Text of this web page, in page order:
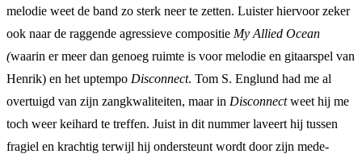
melodie weet de band zo sterk neer te zetten. Luister hiervoor zeker
ook naar de raggende agressieve compositie My Allied Ocean
(waarin er meer dan genoeg ruimte is voor melodie en gitaarspel van
Henrik) en het uptempo Disconnect. Tom S. Englund had me al
overtuigd van zijn zangkwaliteiten, maar in Disconnectweet hij me
toch weer keihard te treffen. Juist in dit nummer laveert hij tussen
fragiel en krachtig terwijl hij ondersteunt wordt door zijn mede-